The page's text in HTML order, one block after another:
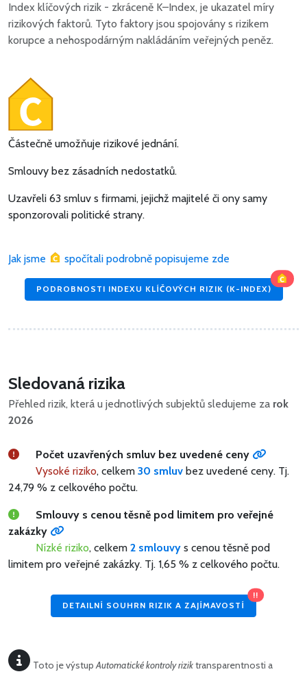
Index klíčových rizik - zkráceně K–Index, je ukazatel míry
rizikových faktorů. Tyto faktory jsou spojovány s rizikem
korupce a nehospodárným nakládáním veřejných peněz.
Částečně umožňuje rizikové jednání.
Smlouvy bez zásadních nedostatků.
Uzavřeli 63 smluv s firmami, jejichž majitelé či ony samy
sponzorovali politické strany.
Jak jsme spočítali podrobně popisujeme zde
PODROBNOSTI INDEXU KLÍČOVÝCH RIZIK (K-INDEX)
Sledovaná rizika
Přehled rizik, která u jednotlivých subjektů sledujeme za rok
2026
Počet uzavřených smluv bez uvedené ceny
Vysoké riziko, celkem 30 smluv bez uvedené ceny. Tj.
24,79 % z celkového počtu.
Smlouvy s cenou těsně pod limitem pro veřejné
zakázky
Nízké riziko, celkem 2 smlouvy s cenou těsně pod
limitem pro veřejné zakázky. Tj. 1,65 % z celkového počtu.
DETAILNÍ SOUHRN RIZIK A ZAJÍMAVOSTÍ
!!
Toto je výstupAutomatické kontroly riziktransparentnosti a